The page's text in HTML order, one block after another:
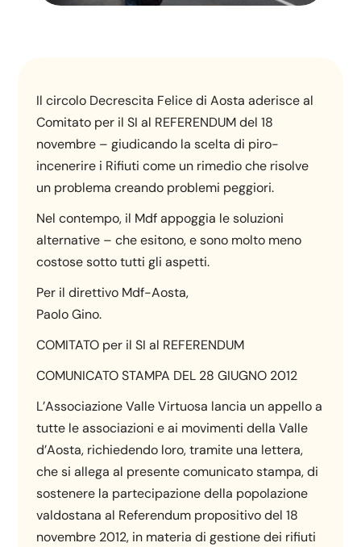
Il circolo Decrescita Felice di Aosta aderisce al
Comitato per il SI al REFERENDUM del 18
novembre – giudicando la scelta di piro-
incenerire i Rifiuti come un rimedio che risolve
un problema creando problemi peggiori.
Nel contempo, il Mdf appoggia le soluzioni
alternative – che esitono, e sono molto meno
costose sotto tutti gli aspetti.
Per il direttivo Mdf-Aosta,
Paolo Gino.
COMITATO per il SI al REFERENDUM
COMUNICATO STAMPA DEL 28 GIUGNO 2012
L’Associazione Valle Virtuosa lancia un appello a
tutte le associazioni e ai movimenti della Valle
d’Aosta, richiedendo loro, tramite una lettera,
che si allega al presente comunicato stampa, di
sostenere la partecipazione della popolazione
valdostana al Referendum propositivo del 18
novembre 2012, in materia di gestione dei rifiuti